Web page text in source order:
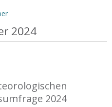
2024
2024